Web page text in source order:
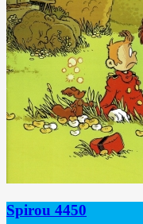
Spirou 4450